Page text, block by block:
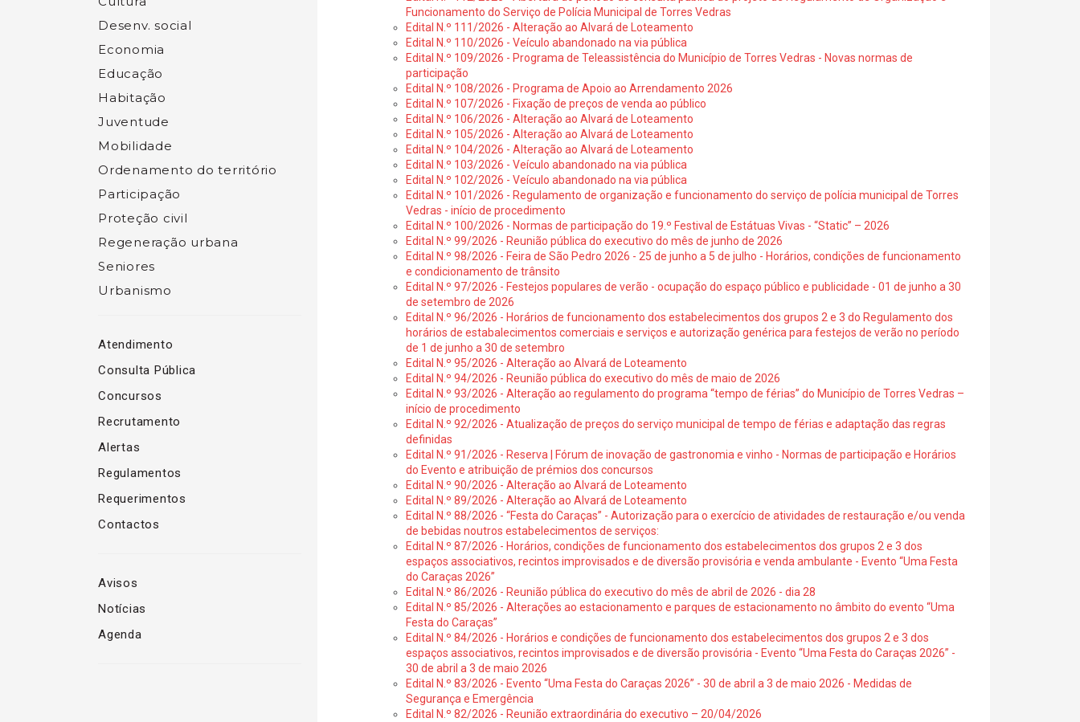
Desenv. social
Economia
Educação
Habitação
Juventude
Mobilidade
Ordenamento do território
Participação
Proteção civil
Regeneração urbana
Seniores
Urbanismo
Atendimento
Consulta Pública
Concursos
Recrutamento
Alertas
Regulamentos
Requerimentos
Contactos
Avisos
Notícias
Agenda
Funcionamento do Serviço de Polícia Municipal de Torres Vedras
Edital N.º 111/2026 - Alteração ao Alvará de Loteamento
Edital N.º 110/2026 - Veículo abandonado na via pública
Edital N.º 109/2026 - Programa de Teleassistência do Município de Torres Vedras - Novas normas de
participação
Edital N.º 108/2026 - Programa de Apoio ao Arrendamento 2026
Edital N.º 107/2026 - Fixação de preços de venda ao público
Edital N.º 106/2026 - Alteração ao Alvará de Loteamento
Edital N.º 105/2026 - Alteração ao Alvará de Loteamento
Edital N.º 104/2026 - Alteração ao Alvará de Loteamento
Edital N.º 103/2026 - Veículo abandonado na via pública
Edital N.º 102/2026 - Veículo abandonado na via pública
Edital N.º 101/2026 - Regulamento de organização e funcionamento do serviço de polícia municipal de Torres
Vedras - início de procedimento
Edital N.º 100/2026 - Normas de participação do 19.º Festival de Estátuas Vivas - “Static” – 2026
Edital N.º 99/2026 - Reunião pública do executivo do mês de junho de 2026
Edital N.º 98/2026 - Feira de São Pedro 2026 - 25 de junho a 5 de julho - Horários, condições de funcionamento
e condicionamento de trânsito
Edital N.º 97/2026 - Festejos populares de verão - ocupação do espaço público e publicidade - 01 de junho a 30
de setembro de 2026
Edital N.º 96/2026 - Horários de funcionamento dos estabelecimentos dos grupos 2 e 3 do Regulamento dos
horários de estabalecimentos comerciais e serviços e autorização genérica para festejos de verão no período
de 1 de junho a 30 de setembro
Edital N.º 95/2026 - Alteração ao Alvará de Loteamento
Edital N.º 94/2026 - Reunião pública do executivo do mês de maio de 2026
Edital N.º 93/2026 - Alteração ao regulamento do programa “tempo de férias” do Município de Torres Vedras –
início de procedimento
Edital N.º 92/2026 - Atualização de preços do serviço municipal de tempo de férias e adaptação das regras
definidas
Edital N.º 91/2026 - Reserva | Fórum de inovação de gastronomia e vinho - Normas de participação e Horários
do Evento e atribuição de prémios dos concursos
Edital N.º 90/2026 - Alteração ao Alvará de Loteamento
Edital N.º 89/2026 - Alteração ao Alvará de Loteamento
Edital N.º 88/2026 - “Festa do Caraças” - Autorização para o exercício de atividades de restauração e/ou venda
de bebidas noutros estabelecimentos de serviços:
Edital N.º 87/2026 - Horários, condições de funcionamento dos estabelecimentos dos grupos 2 e 3 dos
espaços associativos, recintos improvisados e de diversão provisória e venda ambulante - Evento “Uma Festa
do Caraças 2026”
Edital N.º 86/2026 - Reunião pública do executivo do mês de abril de 2026 - dia 28
Edital N.º 85/2026 - Alterações ao estacionamento e parques de estacionamento no âmbito do evento “Uma
Festa do Caraças”
Edital N.º 84/2026 - Horários e condições de funcionamento dos estabelecimentos dos grupos 2 e 3 dos
espaços associativos, recintos improvisados e de diversão provisória - Evento “Uma Festa do Caraças 2026” -
30 de abril a 3 de maio 2026
Edital N.º 83/2026 - Evento “Uma Festa do Caraças 2026” - 30 de abril a 3 de maio 2026 - Medidas de
Segurança e Emergência
Edital N.º 82/2026 - Reunião extraordinária do executivo – 20/04/2026